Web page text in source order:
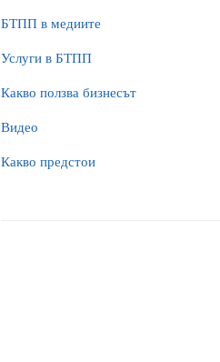
БTПП в медиите
Услуги в БТПП
Какво ползва бизнесът
Видео
Какво предстои